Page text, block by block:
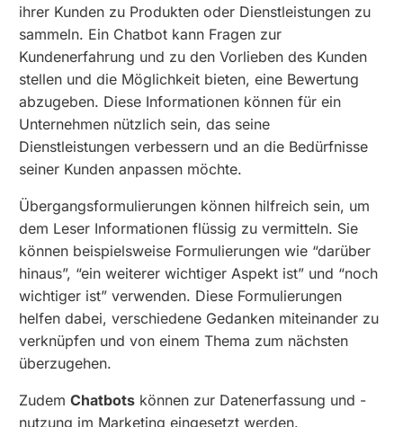
ihrer Kunden zu Produkten oder Dienstleistungen zu
sammeln. Ein Chatbot kann Fragen zur
Kundenerfahrung und zu den Vorlieben des Kunden
stellen und die Möglichkeit bieten, eine Bewertung
abzugeben. Diese Informationen können für ein
Unternehmen nützlich sein, das seine
Dienstleistungen verbessern und an die Bedürfnisse
seiner Kunden anpassen möchte.
Übergangsformulierungen können hilfreich sein, um
dem Leser Informationen flüssig zu vermitteln. Sie
können beispielsweise Formulierungen wie “darüber
hinaus”, “ein weiterer wichtiger Aspekt ist” und “noch
wichtiger ist” verwenden. Diese Formulierungen
helfen dabei, verschiedene Gedanken miteinander zu
verknüpfen und von einem Thema zum nächsten
überzugehen.
ZudemChatbots können zur Datenerfassung und -
nutzung im Marketing eingesetzt werden.